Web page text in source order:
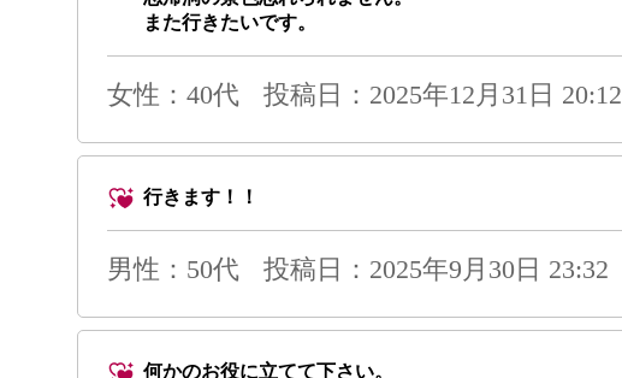
また行きたいです。
女性：40代 投稿日：2025年12月31日 20:12
行きます！！
男性 ：50代 投稿日：2025年9月30日 23:32
何かのお役に立てて下さい。